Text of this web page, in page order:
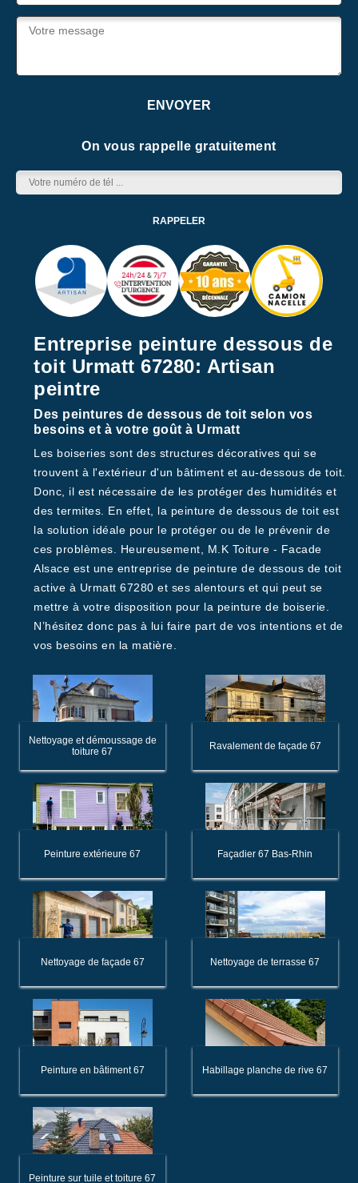
On vous rappelle gratuitement
Entreprise peinture dessous de
toit Urmatt 67280: Artisan
peintre
Des peintures de dessous de toit selon vos
besoins et à votre goût à Urmatt
Les boiseries sont des structures décoratives qui se
trouvent à l'extérieur d'un bâtiment et au-dessous de toit.
Donc, il est nécessaire de les protéger des humidités et
des termites. En effet, la peinture de dessous de toit est
la solution idéale pour le protéger ou de le prévenir de
ces problèmes. Heureusement, M.K Toiture - Facade
Alsace est une entreprise de peinture de dessous de toit
active à Urmatt 67280 et ses alentours et qui peut se
mettre à votre disposition pour la peinture de boiserie.
N’hésitez donc pas à lui faire part de vos intentions et de
vos besoins en la matière.
Nettoyage et démoussage de
toiture 67
Ravalement de façade 67
Peinture extérieure 67 Façadier 67 Bas-Rhin
Nettoyage de façade 67 Nettoyage de terrasse 67
Peinture en bâtiment 67 Habillage planche de rive 67
Peinture sur tuile et toiture 67